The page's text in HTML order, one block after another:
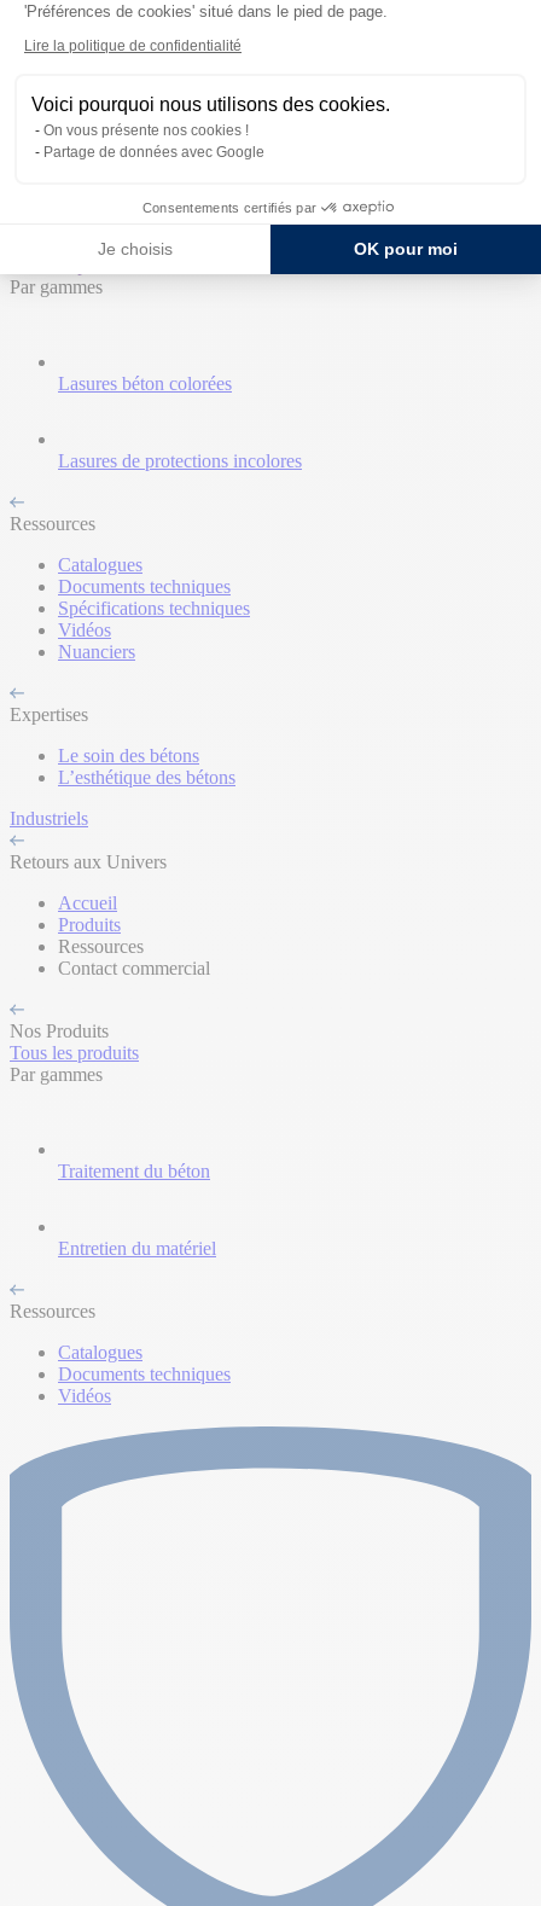
Produits
Ressources
Expertises
Témoignages
Nos Produits
Par gammes
Lasures béton colorées
Lasures de protections incolores
Ressources
Catalogues
Documents techniques
Spécifications techniques
Vidéos
Nuanciers
Expertises
Le soin des bétons
L’esthétique des bétons
Industriels
Retours aux Univers
Accueil
Produits
Ressources
Contact commercial
Nos Produits
Tous les produits
Par gammes
Traitement du béton
Entretien du matériel
Ressources
Catalogues
Documents techniques
Vidéos
'Préférences de cookies' situé dans le pied de page.
Lire la politique de confidentialité
Voici pourquoi nous utilisons des cookies.
On vous présente nos cookies !
Partage de données avec Google
Consentements certifiés par
Je choisis OK pour moi